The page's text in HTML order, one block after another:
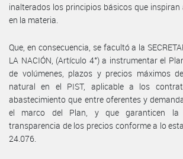
inalterados los principios básicos que
en la materia.
Que, en consecuencia, se facultó a la
LA NACIÓN, (Artículo 4°) a instrumentar el
de volúmenes, plazos y precios máximos
natural en el PIST, aplicable a los
abastecimiento que entre oferentes y
el marco del Plan, y que garanticen la
transparencia de los precios conforme a lo
24.076.